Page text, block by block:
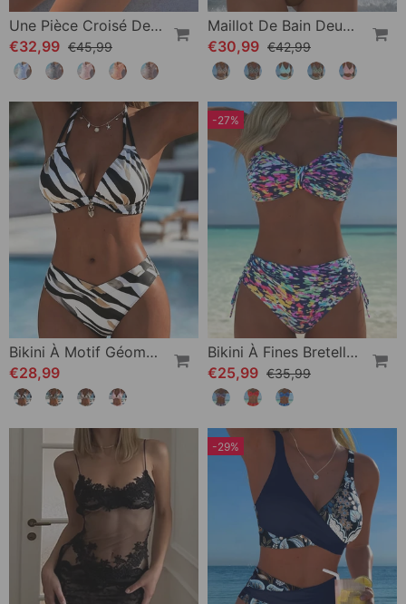
Une Pièce Croisé Devant Volant Rayure
€32,99 €45,99
Maillot De Bain Deux Pièces Style Soutien-Gorge À Motif Diamant
€30,99 €42,99
Bikini À Motif Géométrique Style Soutien-Gorge
€28,99
-27%
Bikini À Fines Bretelles Motif Abstrait Imprimé
€25,99 €35,99
-29%